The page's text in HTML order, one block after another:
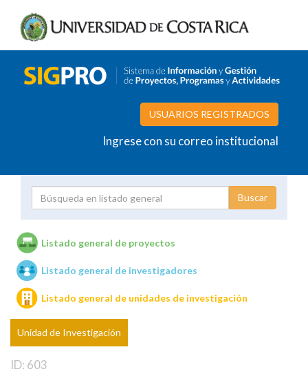
USUARIOS REGISTRADOS
Ingrese con su correo institucional
Unidades de investigación
Listado general de proyectos
Listado general de investigadores
Listado general de unidades de investigación
Unidad de Investigación
ID: 603